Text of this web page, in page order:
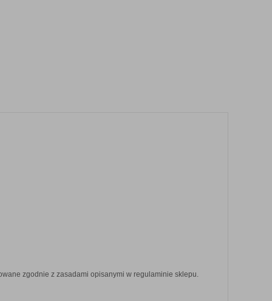
zgodnie z zasadami opisanymi w regulaminie sklepu.